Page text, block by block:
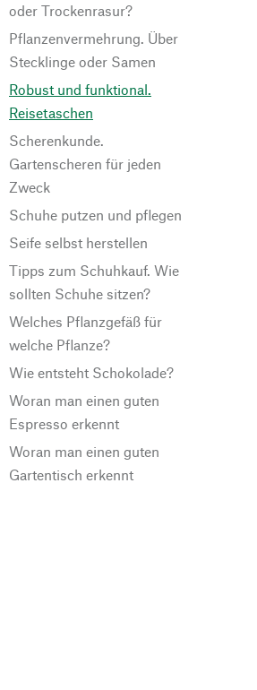
oder Trockenrasur?
Pflanzenvermehrung. Über
Stecklinge oder Samen
Robust und funktional.
Reisetaschen
Scherenkunde.
Gartenscheren für jeden
Zweck
Schuhe putzen und pflegen
Seife selbst herstellen
Tipps zum Schuhkauf. Wie
sollten Schuhe sitzen?
Welches Pflanzgefäß für
welche Pflanze?
Wie entsteht Schokolade?
Woran man einen guten
Espresso erkennt
Woran man einen guten
Gartentisch erkennt